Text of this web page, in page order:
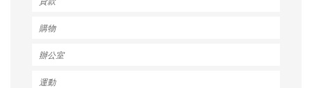
購物
辦公室
運動